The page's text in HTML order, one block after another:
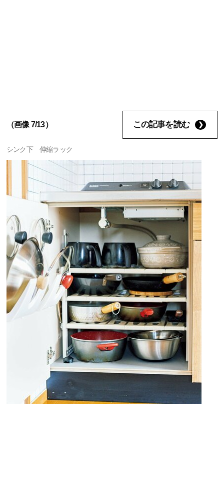
（画像 7/13） この記事を読む
シンク下 伸縮ラック